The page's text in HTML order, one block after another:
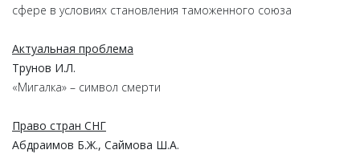
сфере в условиях становления таможенного союза
Актуальная проблема
Трунов И.Л.
«Мигалка» – символ смерти
Право стран СНГ
Абдраимов Б.Ж., Саймова Ш.А.